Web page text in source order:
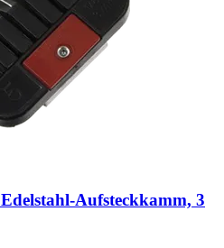
Edelstahl-​Aufsteckkamm, 3